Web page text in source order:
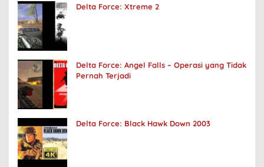
Delta Force: Xtreme 2
Delta Force: Angel Falls – Operasi yang Tidak
Pernah Terjadi
Delta Force: Black Hawk Down 2003